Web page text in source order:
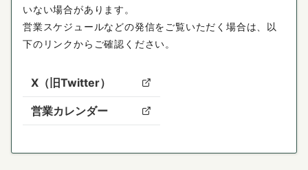
いない場合があります。
営業スケジュールなどの発信をご覧いただく場合は、以
下のリンクからご確認ください。
X（旧Twitter）
営業カレンダー